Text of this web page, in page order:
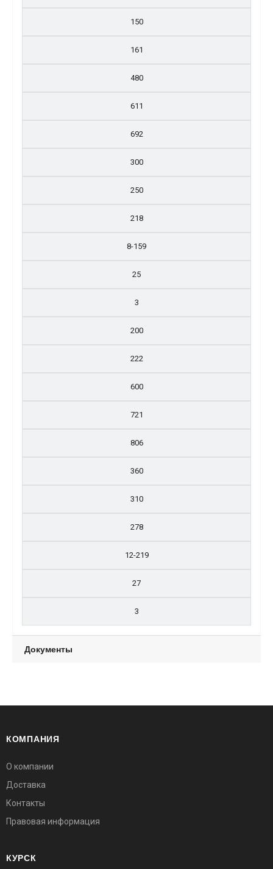
150
161
480
611
692
300
250
218
8-159
25
3
200
222
600
721
806
360
310
278
12-219
27
3
Документы
КОМПАНИЯ
О компании
Доставка
Контакты
Правовая информация
КУРСК